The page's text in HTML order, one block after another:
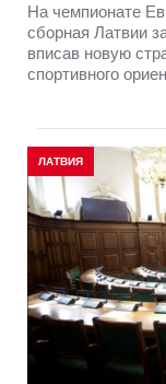
На чемпионате
сборная Латвии
вписав новую
спортивного
ЛАТВИЯ